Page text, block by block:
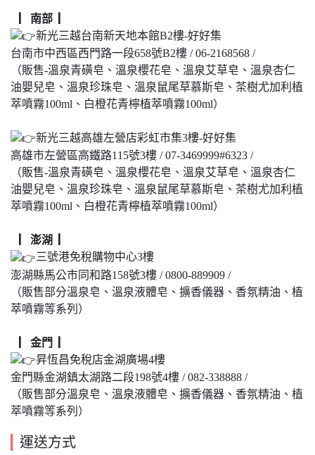
▏南部 ▏
新光三越台南新天地本館B2樓-好好集
台南市中西區西門路一段658號B2樓 / 06-2168568 /
（販售-溫泉青磺皂、溫泉櫻花皂、溫泉艾草皂、溫泉杏仁
油嬰兒皂、溫泉珍珠皂、溫泉鼠尾草慕斯皂、茶樹尤加利植
萃噴霧100ml、白橙花青檸植萃噴霧100ml）
新光三越高雄左營店彩虹市集3樓-好好集
高雄市左營區高鐵路115號3樓 / 07-3469999#6323 /
（販售-溫泉青磺皂、溫泉櫻花皂、溫泉艾草皂、溫泉杏仁
油嬰兒皂、溫泉珍珠皂、溫泉鼠尾草慕斯皂、茶樹尤加利植
萃噴霧100ml、白橙花青檸植萃噴霧100ml）
▏澎湖 ▏
三號港免稅購物中心3樓
澎湖縣馬公市同和路158號3樓 / 0800-889909 /
（販售部分溫泉皂、溫泉液體皂、擴香儀器、香氛精油、植
萃噴霧等系列）
▏金門 ▏
昇恆昌免稅店金湖廣場4樓
金門縣金湖鎮太湖路二段198號4樓 / 082-338888 /
（販售部分溫泉皂、溫泉液體皂、擴香儀器、香氛精油、植
萃噴霧等系列）
運送方式